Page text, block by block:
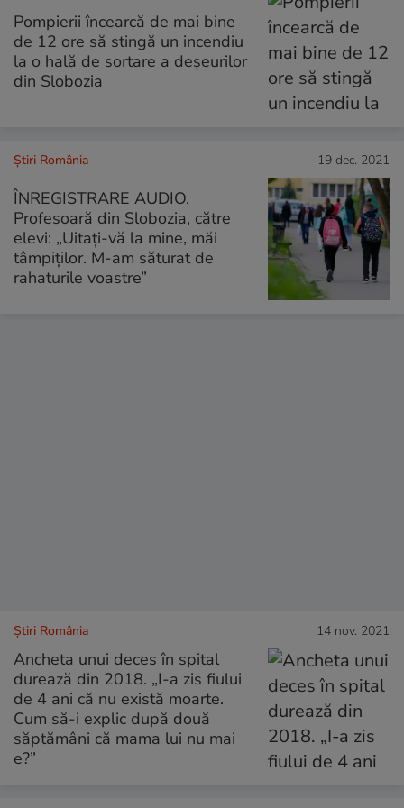
Pompierii încearcă de mai bine
de 12 ore să stingă un incendiu
la o hală de sortare a deșeurilor
din Slobozia
Știri România 19 dec. 2021
ÎNREGISTRARE AUDIO.
Profesoară din Slobozia, către
elevi: „Uitați-vă la mine, măi
tâmpiților. M-am săturat de
rahaturile voastre”
Știri România 14 nov. 2021
Ancheta unui deces în spital
durează din 2018. „I-a zis fiului
de 4 ani că nu există moarte.
Cum să-i explic după două
săptămâni că mama lui nu mai
e?”